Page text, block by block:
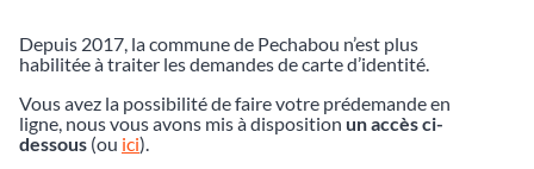
Depuis 2017, la commune de Pechabou n’est plus
habilitée à traiter les demandes de carte d’identité.
Vous avez la possibilité de faire votre prédemande en
ligne, nous vous avons mis à disposition un accès ci-
dessous (ou ici).